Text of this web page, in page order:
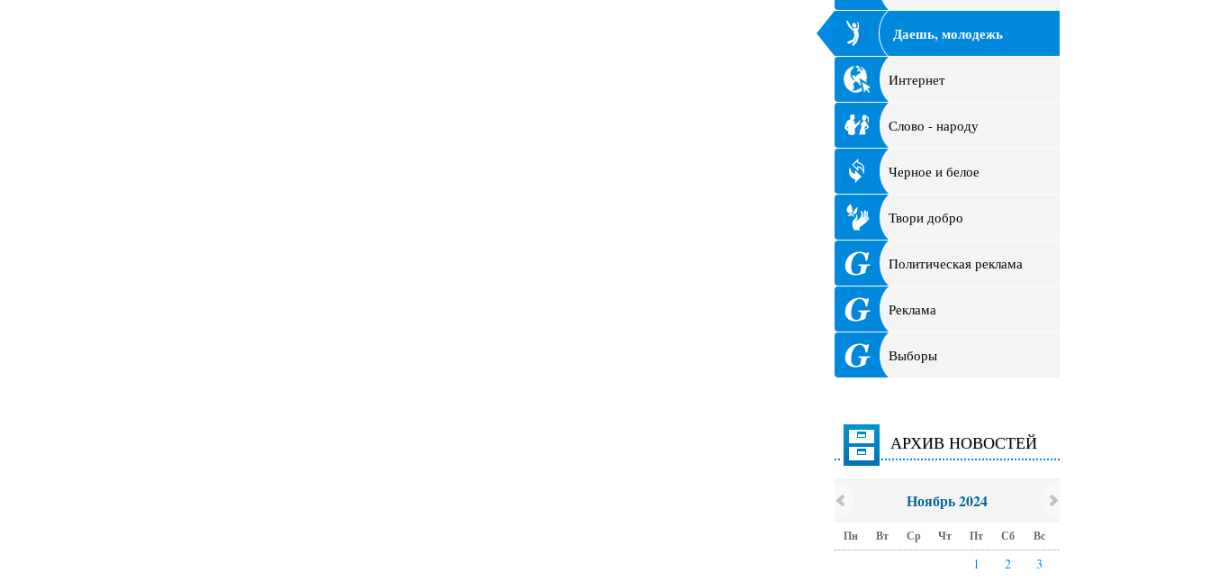
Даешь, молодежь
Интернет
Слово - народу
Черное и белое
Твори добро
Политическая реклама
Реклама
Выборы
АРХИВ НОВОСТЕЙ
Ноябрь 2024
Пн Вт Ср Чт Пт Сб Вс
1 2
3